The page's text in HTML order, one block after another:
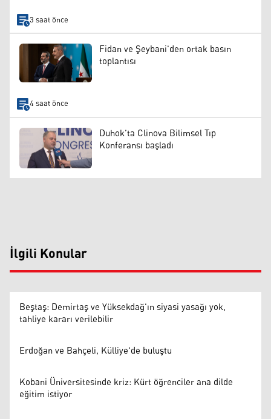
3 saat önce
Fidan ve Şeybani'den ortak basın
toplantısı
4 saat önce
Duhok’ta Clinova Bilimsel Tıp
Konferansı başladı
İlgili Konular
Beştaş: Demirtaş ve Yüksekdağ'ın siyasi yasağı yok,
tahliye kararı verilebilir
Erdoğan ve Bahçeli, Külliye'de buluştu
Kobani Üniversitesinde kriz: Kürt öğrenciler ana dilde
eğitim istiyor